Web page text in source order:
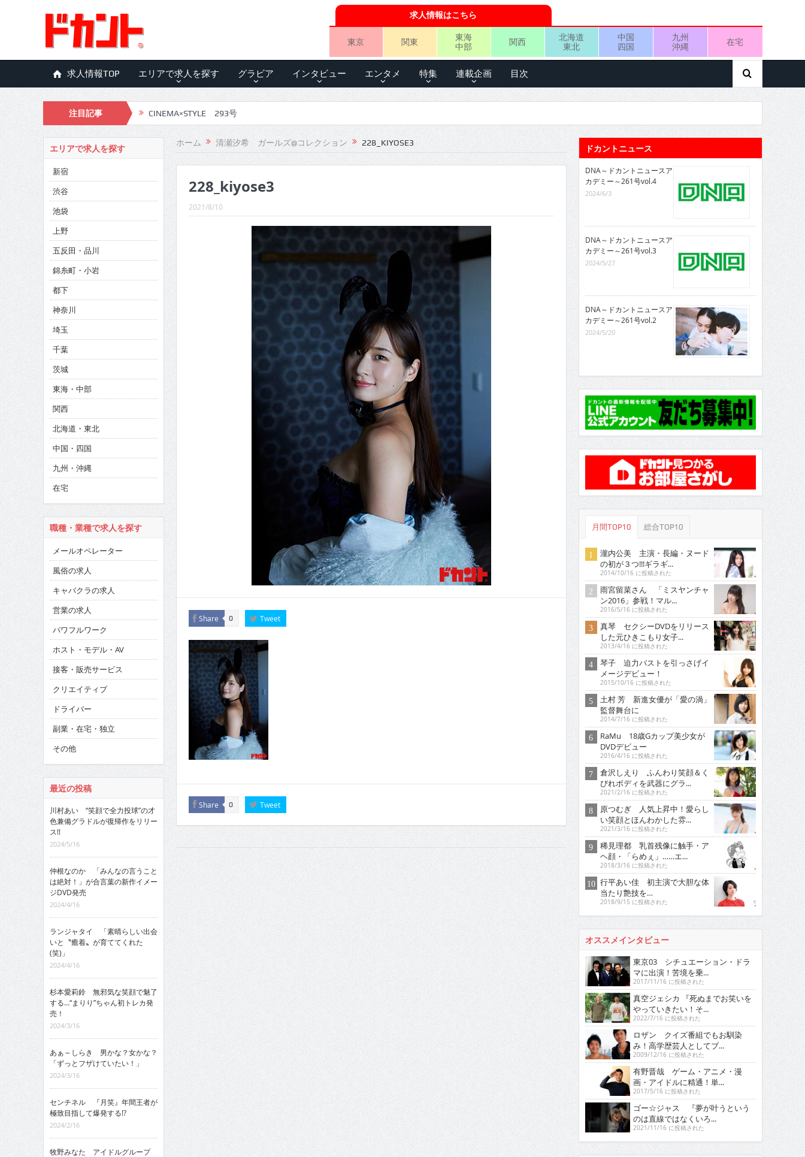
求人情報はこちら
東京 関東
東海
中部
関西
北海道
東北
中国
四国
九州
沖縄
在宅
求人情報TOP エリアで求人を探す グラビア インタビュー エンタメ 特集 連載企画 目次
注目記事 CINEMA×STYLE 293号
CINEMA×STYLE 292号
CINEMA×STYLE 291号
CINEMA×STYLE 290号
CINEMA×STYLE 289号
CINEMA×STYLE 288号
CINEMA×STYLE 286号
CINEMA×STYLE 285号
CINEMA×STYLE 294号
ホーム 清瀬汐希 ガールズ@コレクション 228_KIYOSE3
228_kiyose3
2021/8/10
Share 0 Tweet
Share 0 Tweet
エリアで求人を探す
新宿
渋谷
池袋
上野
五反田・品川
錦糸町・小岩
都下
神奈川
埼玉
千葉
茨城
東海・中部
関西
北海道・東北
中国・四国
九州・沖縄
在宅
職種・業種で求人を探す
メールオペレーター
風俗の求人
キャバクラの求人
営業の求人
パワフルワーク
ホスト・モデル・AV
接客・販売サービス
クリエイティブ
ドライバー
副業・在宅・独立
その他
最近の投稿
川村あい “笑顔で全力投球”の才
色兼備グラドルが復帰作をリリー
ス!!
2024/5/16
仲根なのか 「みんなの言うこと
は絶対！」が合言葉の新作イメー
ジDVD発売
2024/4/16
ランジャタイ 「素晴らしい出会
いと〝癒着〟が育ててくれた
(笑)」
2024/4/16
杉本愛莉鈴 無邪気な笑顔で魅了
する…“まりり”ちゃん初トレカ発
売！
2024/3/16
あぁ～しらき 男かな？女かな？
「ずっとフザけていたい！」
2024/3/16
センチネル 『月笑』年間王者が
極致目指して爆発する!?
2024/2/16
牧野みなた アイドルグループ
ドカントニュース
DNA～ドカントニュースア
カデミー～261号vol.4
2024/6/3
DNA～ドカントニュースア
カデミー～261号vol.3
2024/5/27
DNA～ドカントニュースア
カデミー～261号vol.2
2024/5/20
月間TOP10 総合TOP10
瀧内公美 主演・長編・ヌード
の初が３つ!!!ギラギ...
2014/10/16 に投稿された
雨宮留菜さん 「ミスヤンチャ
ン2016」参戦！マル...
2016/5/16 に投稿された
真琴 セクシーDVDをリリース
した元ひきこもり女子...
2013/4/16 に投稿された
琴子 迫力バストを引っさげイ
メージデビュー！
2015/10/16 に投稿された
土村 芳 新進女優が「愛の渦」
監督舞台に
2014/7/16 に投稿された
RaMu 18歳Gカップ美少女が
DVDデビュー
2016/4/16 に投稿された
倉沢しえり ふんわり笑顔＆く
びれボディを武器にグラ...
2021/2/16 に投稿された
原つむぎ 人気上昇中！愛らし
い笑顔とほんわかした雰...
2021/3/16 に投稿された
稀見理都 乳首残像に触手・ア
ヘ顔・「らめぇ」……エ...
2018/3/16 に投稿された
行平あい佳 初主演で大胆な体
当たり艶技を…
2018/9/15 に投稿された
オススメインタビュー
東京03 シチュエーション・ドラ
マに出演！苦境を乗...
2017/11/16 に投稿された
真空ジェシカ 『死ぬまでお笑いを
やっていきたい！そ...
2022/7/16 に投稿された
ロザン クイズ番組でもお馴染
み！高学歴芸人としてブ...
2009/12/16 に投稿された
有野晋哉 ゲーム・アニメ・漫
画・アイドルに精通！単...
2017/5/16 に投稿された
ゴー☆ジャス 『夢が叶うという
のは直線ではなくいろ...
2021/11/16 に投稿された